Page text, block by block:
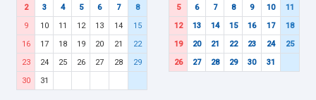
2
3 4 5 6 7
8
9
10 11 12 13 14
15
16
17 18 19 20 21
22
23
24 25 26 27 28
29
30
31
5
6 7 8 9 10
11
12
13 14 15 16 17
18
19
20 21 22 23 24
25
26
27 28 29 30 31